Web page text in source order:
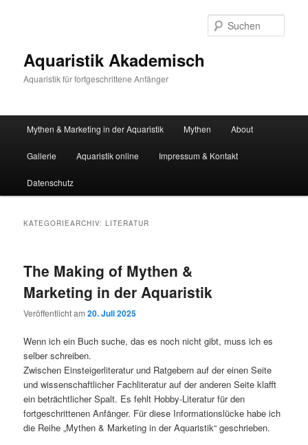
Aquaristik Akademisch
Aquaristik für fortgeschrittene Anfänger
Mythen & Marketing in der Aquaristik Mythen About
Gallerie Aquaristik online Impressum & Kontakt
Datenschutz
KATEGORIEARCHIV:LITERATUR
The Making of Mythen &
Marketing in der Aquaristik
Veröffentlicht am20. Juli 2025
Wenn ich ein Buch suche, das es noch nicht gibt, muss ich es
selber schreiben.
Zwischen Einsteigerliteratur und Ratgebern auf der einen Seite
und wissenschaftlicher Fachliteratur auf der anderen Seite klafft
ein beträchtlicher Spalt. Es fehlt Hobby-Literatur für den
fortgeschrittenen Anfänger. Für diese Informationslücke habe ich
die Reihe „Mythen & Marketing in der Aquaristik“ geschrieben.